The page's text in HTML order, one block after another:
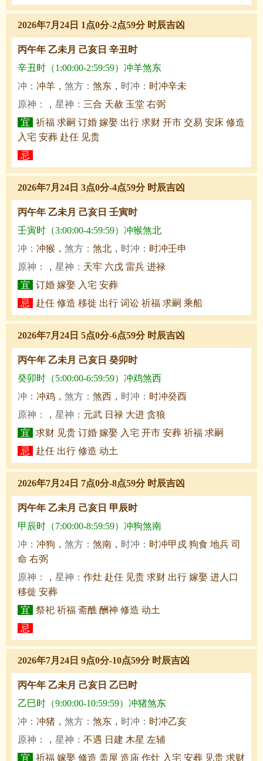
2026年7月24日 1点0分-2点59分 时辰吉凶
丙午年 乙未月 己亥日 辛丑时
辛丑时（1:00:00-2:59:59）冲羊煞东
冲： 冲羊， 煞方： 煞东， 时冲： 时冲辛未
原神：
， 星神： 三合 天赦 玉堂 右弼
宜
祈福 求嗣 订婚 嫁娶 出行 求财 开市 交易 安床 修造
入宅 安葬 赴任 见贵
忌
2026年7月24日 3点0分-4点59分 时辰吉凶
丙午年 乙未月 己亥日 壬寅时
壬寅时（3:00:00-4:59:59）冲猴煞北
冲： 冲猴， 煞方： 煞北， 时冲： 时冲壬申
原神：
， 星神： 天牢 六戊 雷兵 进禄
宜
订婚 嫁娶 入宅 安葬
忌
赴任 修造 移徙 出行 词讼 祈福 求嗣 乘船
2026年7月24日 5点0分-6点59分 时辰吉凶
丙午年 乙未月 己亥日 癸卯时
癸卯时（5:00:00-6:59:59）冲鸡煞西
冲： 冲鸡， 煞方： 煞西， 时冲： 时冲癸酉
原神：
， 星神： 元武 日禄 大进 贪狼
宜
求财 见贵 订婚 嫁娶 入宅 开市 安葬 祈福 求嗣
忌
赴任 出行 修造 动土
2026年7月24日 7点0分-8点59分 时辰吉凶
丙午年 乙未月 己亥日 甲辰时
甲辰时（7:00:00-8:59:59）冲狗煞南
冲： 冲狗， 煞方： 煞南， 时冲： 时冲甲戍 狗食 地兵 司
命 右弼
原神：
， 星神： 作灶 赴任 见贵 求财 出行 嫁娶 进人口
移徙 安葬
宜
祭祀 祈福 斋醮 酬神 修造 动土
忌
2026年7月24日 9点0分-10点59分 时辰吉凶
丙午年 乙未月 己亥日 乙巳时
乙巳时（9:00:00-10:59:59）冲猪煞东
冲： 冲猪， 煞方： 煞东， 时冲： 时冲乙亥
原神：
， 星神： 不遇 日建 木星 左辅
宜
祈福 嫁娶 修造 盖屋 造庙 作灶 入宅 安葬 见贵 求财